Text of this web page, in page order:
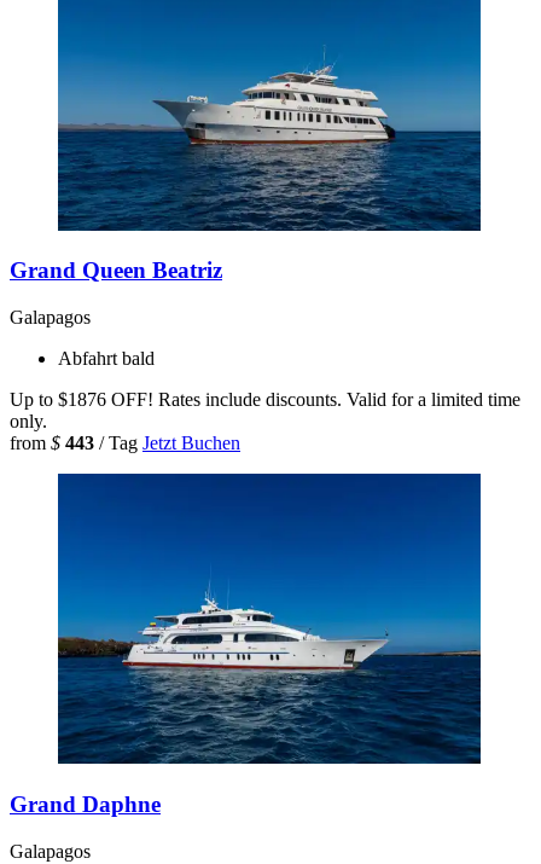
Grand Queen Beatriz
Galapagos
Abfahrt bald
Up to $1876 OFF! Rates include discounts. Valid for a limited time
only.
from $ 443 / Tag Jetzt Buchen
Grand Daphne
Galapagos